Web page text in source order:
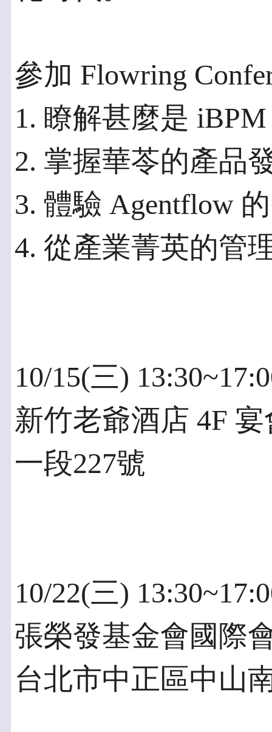
參加 Flowring
1. 瞭解甚麼是 iBPM
2. 掌握華苓的產品
3. 體驗 Agentflow
4. 從產業菁英的管
10/15(三)
新竹老爺酒店 4F
一段227號
10/22(三)
張榮發基金會國際
台北市中正區中山